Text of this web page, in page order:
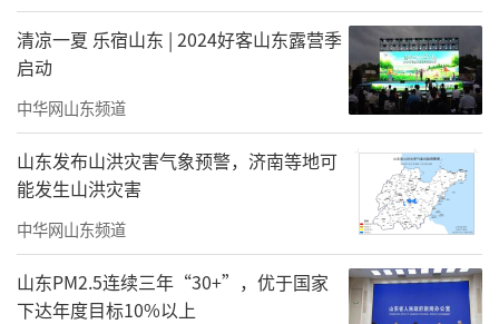
赵孟君，1961生于山东省栖霞市、1985毕
业于山东艺术学院、旅德艺术家、柏林Galerie
Bernet Bertram签约画家、享受德国国家双险
艺术家，现生活工作于德国卡塞尔。
清凉一夏 乐宿山东 | 2024好客山东露营季
启动
中华网山东频道
山东发布山洪灾害气象预警，济南等地可
能发生山洪灾害
中华网山东频道
山东PM2.5连续三年“30+”，优于国家
下达年度目标10%以上